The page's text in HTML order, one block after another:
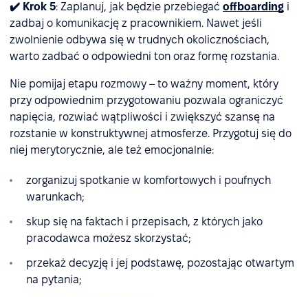
✔️ Krok 5: Zaplanuj, jak będzie przebiegać offboarding i
zadbaj o komunikację z pracownikiem. Nawet jeśli
zwolnienie odbywa się w trudnych okolicznościach,
warto zadbać o odpowiedni ton oraz formę rozstania.
Nie pomijaj etapu rozmowy – to ważny moment, który
przy odpowiednim przygotowaniu pozwala ograniczyć
napięcia, rozwiać wątpliwości i zwiększyć szansę na
rozstanie w konstruktywnej atmosferze. Przygotuj się do
niej merytorycznie, ale też emocjonalnie:
zorganizuj spotkanie w komfortowych i poufnych
warunkach;
skup się na faktach i przepisach, z których jako
pracodawca możesz skorzystać;
przekaż decyzję i jej podstawę, pozostając otwartym
na pytania;